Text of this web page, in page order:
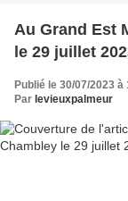
Au Grand Est
le 29 juillet
Publié le 30/07/2023 à
Par levieuxpalmeur